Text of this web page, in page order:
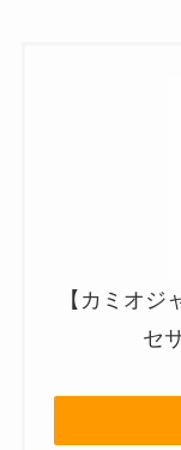
【カミオ
セ